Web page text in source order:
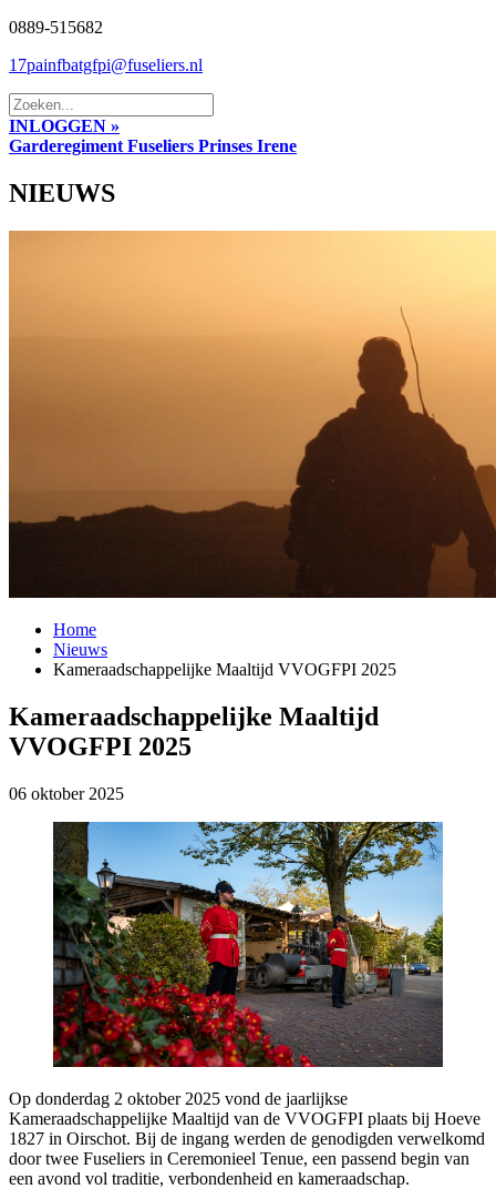
0889-515682
17painfbatgfpi@fuseliers.nl
INLOGGEN »
Garderegiment Fuseliers Prinses Irene
NIEUWS
Home
Nieuws
Kameraadschappelijke Maaltijd VVOGFPI 2025
Kameraadschappelijke Maaltijd
VVOGFPI 2025
06 oktober 2025
Op donderdag 2 oktober 2025 vond de jaarlijkse
Kameraadschappelijke Maaltijd van de VVOGFPI plaats bij Hoeve
1827 in Oirschot. Bij de ingang werden de genodigden verwelkomd
door twee Fuseliers in Ceremonieel Tenue, een passend begin van
een avond vol traditie, verbondenheid en kameraadschap.